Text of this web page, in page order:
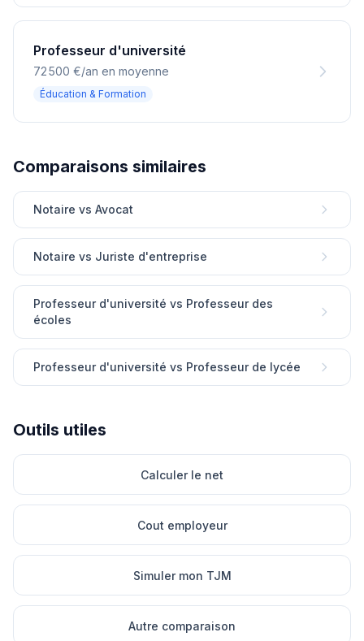
Professeur d'université
72 500 €/an en moyenne
Éducation & Formation
Comparaisons similaires
Notaire vs Avocat
Notaire vs Juriste d'entreprise
Professeur d'université vs Professeur des
écoles
Professeur d'université vs Professeur de lycée
Outils utiles
Calculer le net
Cout employeur
Simuler mon TJM
Autre comparaison